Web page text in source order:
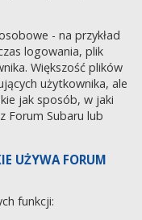
- na przykład
logowania, plik
Większość plików
użytkownika, ale
jak sposób, w jaki
Forum Subaru lub
UŻYWA FORUM
funkcji: